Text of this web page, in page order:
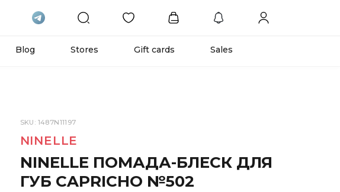
Blog Stores Gift cards Sales
SKU: 1487N11197
NINELLE
NINELLE ПОМАДА-БЛЕСК ДЛЯ
ГУБ CAPRICHO №502